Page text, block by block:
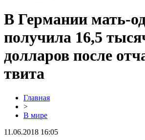
В Германии мать-
получила 16,5
долларов после
твита
Главная
>
В мире
11.06.2018 16:05